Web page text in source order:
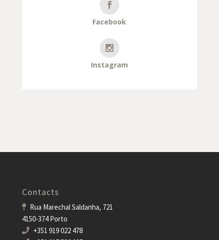
Facebook
Instagram
Contacts
Rua Marechal Saldanha, 721
4150-374 Porto
+351 919 022 478